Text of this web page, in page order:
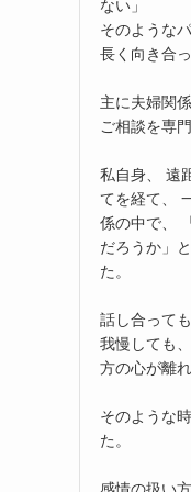
そのような
長く向き合
主に夫婦関
ご相談を専
私自身、 遠
てを経て、
係の中で、
だろうか」
た。
話し合って
我慢しても
方の心が離れ
そのような
た。
感情の扱い